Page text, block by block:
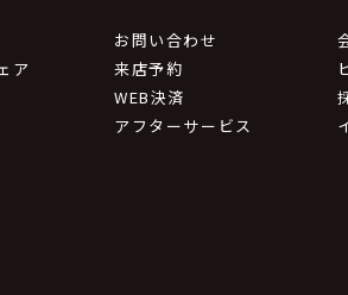
ことはありません。
ア
お問い合わせ
来店予約
WEB決済
アフターサービス